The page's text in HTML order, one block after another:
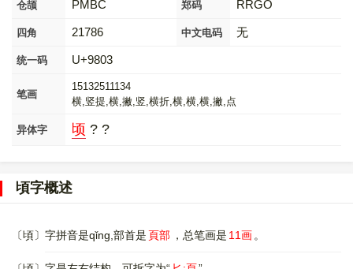
仓颉 PMBC 郑码 RRGO
四角 21786 中文电码 无
统一码 U+9803
笔画
15132511134
横,竖提,横,撇,竖,横折,横,横,横,撇,点
异体字 顷 ? ?
頃字概述
〔頃〕字拼音是qǐng,部首是頁部 ，总笔画是 11画 。